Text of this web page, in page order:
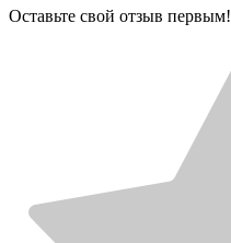
Оставьте свой отзыв первым!